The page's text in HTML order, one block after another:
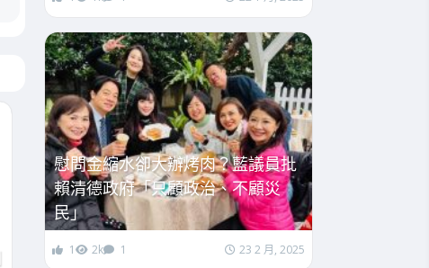
慰問金縮水卻大辦烤肉？藍議員批
賴清德政府「只顧政治、不顧災
民」
1 2k 1 23 2 月, 2025